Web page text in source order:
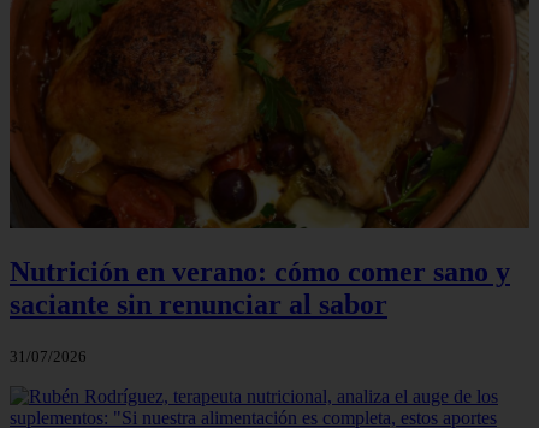
Nutrición en verano: cómo comer sano y
saciante sin renunciar al sabor
31/07/2026